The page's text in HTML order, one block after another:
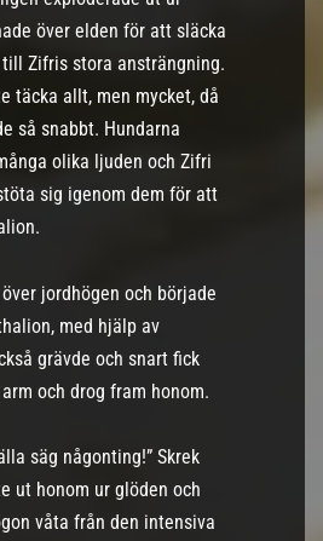
över elden för att släcka
Zifris stora ansträngning.
täcka allt, men mycket, då
så snabbt. Hundarna
olika ljuden och Zifri
sig igenom dem för att
jordhögen och började
med hjälp av
grävde och snart fick
och drog fram honom.
säg någonting!” Skrek
ut honom ur glöden och
våta från den intensiva